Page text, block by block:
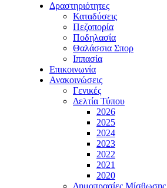
Δραστηριότητες
Καταδύσεις
Πεζοπορία
Ποδηλασία
Θαλάσσια Σπορ
Ιππασία
Επικοινωνία
Ανακοινώσεις
Γενικές
Δελτία Τύπου
2026
2025
2024
2023
2022
2021
2020
Δημοπρασίες